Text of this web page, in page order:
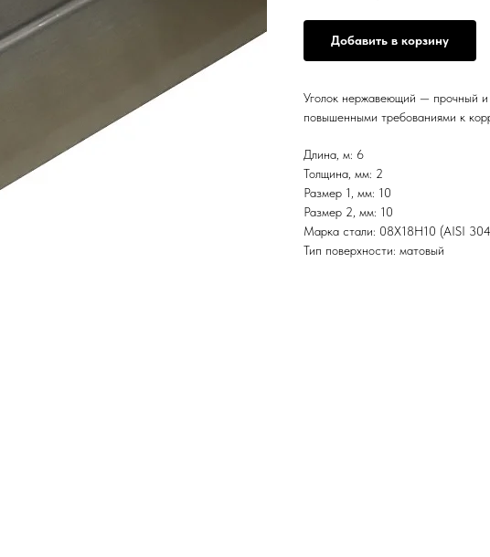
Добавить в корзину
Уголок нержавеющий — прочный и
повышенными требованиями к
Длина, м: 6
Толщина, мм: 2
Размер 1, мм: 10
Размер 2, мм: 10
Марка стали: 08Х18Н10 (AISI
Тип поверхности: матовый